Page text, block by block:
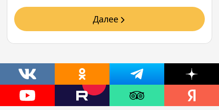
Далее